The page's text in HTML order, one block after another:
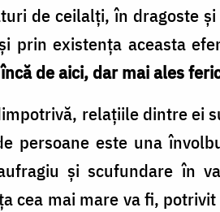
de ceilalți, în dragoste
prin existența aceasta
de aici, dar mai ales
relațiile dintre ei
persoane este una
și scufundare în
cea mai mare va fi,